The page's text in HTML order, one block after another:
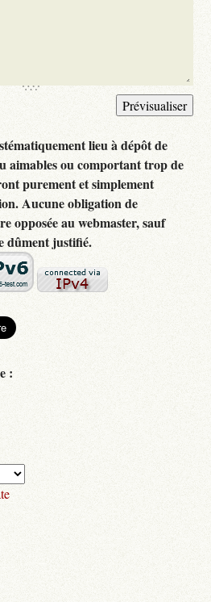
lieu à dépôt de
aimables ou comportant trop de
purement et simplement
Aucune obligation de
opposée au webmaster, sauf
dûment justifié.
: